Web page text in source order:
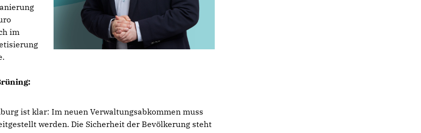
im
ist klar: Im neuen Verwaltungsabkommen muss
werden. Die Sicherheit der Bevölkerung steht